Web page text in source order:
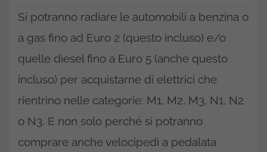
Si potranno radiare le automobili a benzina o
a gas fino ad Euro 2 (questo incluso) e/o
quelle diesel fino a Euro 5 (anche questo
incluso) per acquistarne di elettrici che
rientrino nelle categorie: M1, M2, M3, N1, N2
o N3. E non solo perché si potranno
comprare anche velocipedi a pedalata